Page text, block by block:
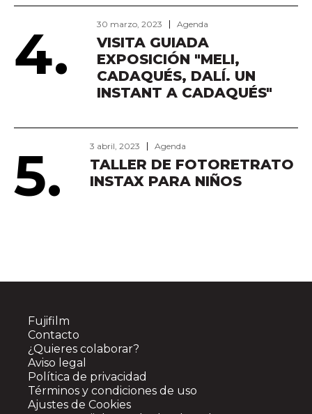
4. 30 marzo, 2023 Agenda
VISITA GUIADA
EXPOSICIÓN "MELI,
CADAQUÉS, DALÍ. UN
INSTANT A CADAQUÉS"
5. 3 abril, 2023 Agenda
TALLER DE FOTORETRATO
INSTAX PARA NIÑOS
Fujifilm
Contacto
¿Quieres colaborar?
Aviso legal
Política de privacidad
Términos y condiciones de uso
Ajustes de Cookies